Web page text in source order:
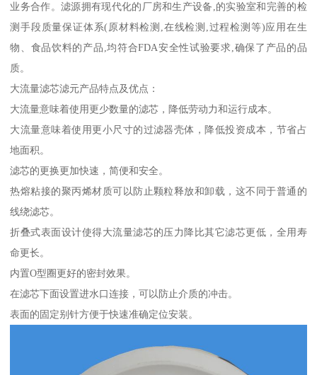
业务合作。滤源拥有现代化的厂房和生产设备,的实验室和完善的检
测手段质量保证体系(原材料检测,在线检测,过程检测等)应用在生
物、食品饮料的产品,均符合FDA安全性试验要求,确保了产品的品
质。
大流量滤芯滤元产品特点及优点：
大流量意味着使用更少数量的滤芯，降低劳动力和运行成本。
大流量意味着使用更小尺寸的过滤器壳体，降低投资成本，节省占
地面积。
滤芯的更换更加快速，简便和安全。
热熔粘接的聚丙烯材质可以防止颗粒释放和卸载，这不同于普通的
线绕滤芯。
折叠式表面设计使得大流量滤芯的压力降比其它滤芯更低，全用寿
命更长。
内置O型圈更好的密封效果。
在滤芯下面设置进水口连接，可以防止介质的冲击。
表面的固定别针方便于快速准确定位安装。